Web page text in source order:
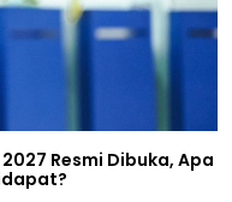
Resmi Dibuka, Apa